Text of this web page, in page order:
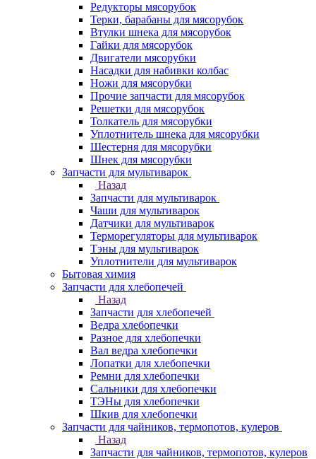
Редукторы мясорубок
Терки, барабаны для мясорубок
Втулки шнека для мясорубок
Гайки для мясорубок
Двигатели мясорубки
Насадки для набивки колбас
Ножи для мясорубки
Прочие запчасти для мясорубок
Решетки для мясорубок
Толкатель для мясорубки
Уплотнитель шнека для мясорубки
Шестерня для мясорубки
Шнек для мясорубки
Запчасти для мультиварок
Назад
Запчасти для мультиварок
Чаши для мультиварок
Датчики для мультиварок
Терморегуляторы для мультиварок
Тэны для мультиварок
Уплотнители для мультиварок
Бытовая химия
Запчасти для хлебопечей
Назад
Запчасти для хлебопечей
Ведра хлебопечки
Разное для хлебопечки
Вал ведра хлебопечки
Лопатки для хлебопечки
Ремни для хлебопечки
Сальники для хлебопечки
ТЭНы для хлебопечки
Шкив для хлебопечки
Запчасти для чайников, термопотов, кулеров
Назад
Запчасти для чайников, термопотов, кулеров